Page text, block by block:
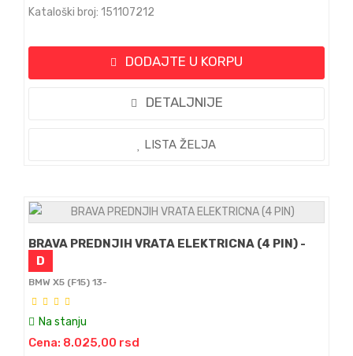
Kataloški broj: 151107212
DODAJTE U KORPU
DETALJNIJE
LISTA ŽELJA
BRAVA PREDNJIH VRATA ELEKTRICNA (4 PIN) -
D
BMW X5 (F15) 13-
Na stanju
Cena: 8.025,00 rsd